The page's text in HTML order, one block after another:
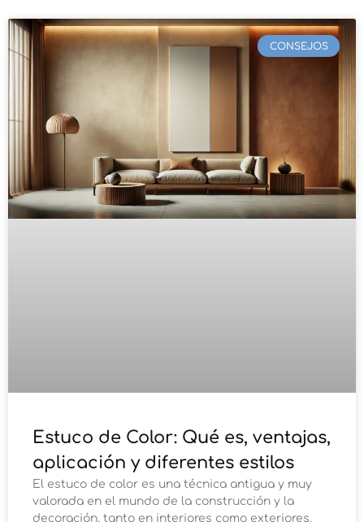
CONSEJOS
Estuco de Color: Qué es, ventajas,
aplicación y diferentes estilos
El estuco de color es una técnica antigua y muy
valorada en el mundo de la construcción y la
decoración, tanto en interiores como exteriores.